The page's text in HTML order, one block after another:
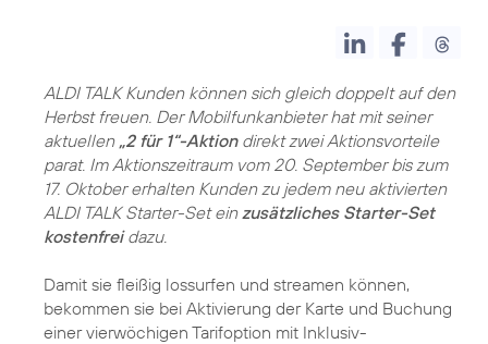
ALDI TALK Kunden können sich gleich doppelt auf den
Herbst freuen. Der Mobilfunkanbieter hat mit seiner
aktuellen „2 für 1“-Aktiondirekt zwei Aktionsvorteile
parat. Im Aktionszeitraum vom 20. September bis zum
17. Oktober erhalten Kunden zu jedem neu aktivierten
ALDI TALK Starter-Set einzusätzliches Starter-Set
kostenfreidazu.
Damit sie fleißig lossurfen und streamen können,
bekommen sie bei Aktivierung der Karte und Buchung
einer vierwöchigen Tarifoption mit Inklusiv-